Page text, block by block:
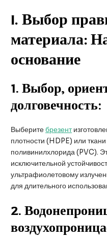
I. Выбор
материала:
основание
1.Выбор,
долговечность:
Выберитебрезент
плотности (HDPE) или
поливинилхлорида (PVC).
исключительной
ультрафиолетовому
для длительного
2.